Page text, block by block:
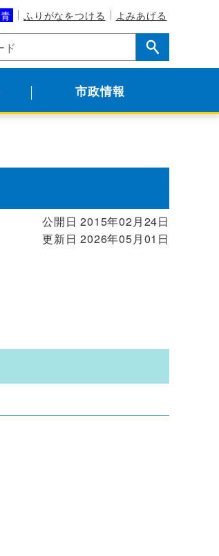
青 ふりがなをつける よみあげる
市政情報
公開日 2015年02月24日
更新日 2026年05月01日